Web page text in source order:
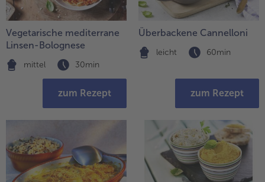
Vegetarische mediterrane
Linsen-Bolognese
mittel 30min
zum Rezept
Überbackene Cannelloni
leicht 60min
zum Rezept